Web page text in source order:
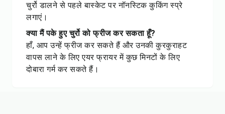
चुर्रो डालने से पहले बास्केट पर नॉनस्टिक कुकिंग स्प्रे
लगाएं।
क्या मैं पके हुए चुर्रो को फ्रीज कर सकता हूँ?
हाँ, आप उन्हें फ्रीज कर सकते हैं और उनकी कुरकुराहट
वापस लाने के लिए एयर फ्रायर में कुछ मिनटों के लिए
दोबारा गर्म कर सकते हैं।